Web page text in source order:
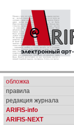
обложка
правила
редакция журнала
ARIFIS-info
ARIFIS-NEXT